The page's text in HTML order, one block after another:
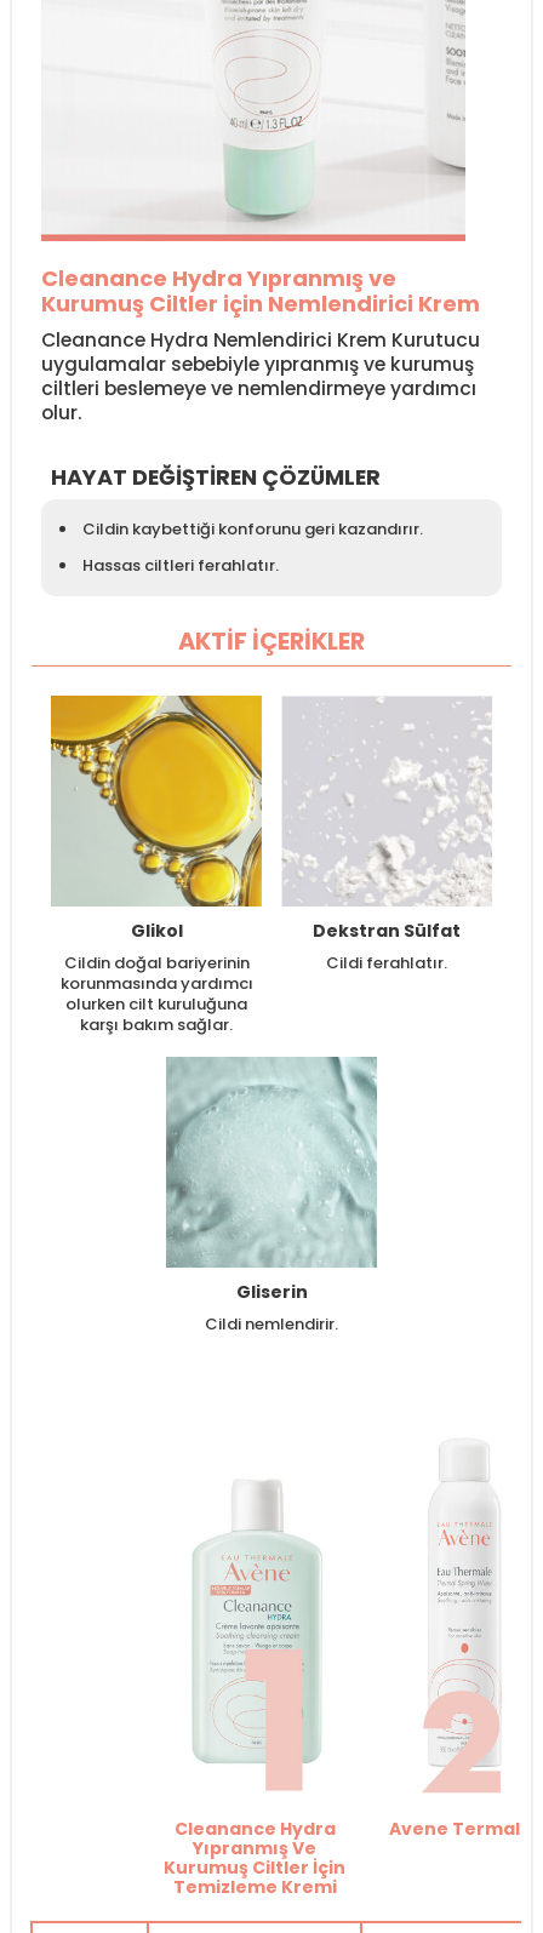
Cleanance Hydra Yıpranmış ve
Kurumuş Ciltler için Nemlendirici Krem
Cleanance Hydra Nemlendirici Krem Kurutucu
uygulamalar sebebiyle yıpranmış ve kurumuş
ciltleri beslemeye ve nemlendirmeye yardımcı
olur.
HAYAT DEĞİŞTİREN ÇÖZÜMLER
Cildin kaybettiği konforunu geri kazandırır.
Hassas ciltleri ferahlatır.
AKTİF İÇERİKLER
Glikol
Cildin doğal bariyerinin
korunmasında yardımcı
olurken cilt kuruluğuna
karşı bakım sağlar.
Dekstran Sülfat
Cildi ferahlatır.
Gliserin
Cildi nemlendirir.
Cleanance Hydra
Yıpranmış Ve
Kurumuş Ciltler İçin
Temizleme Kremi
Avene Termal